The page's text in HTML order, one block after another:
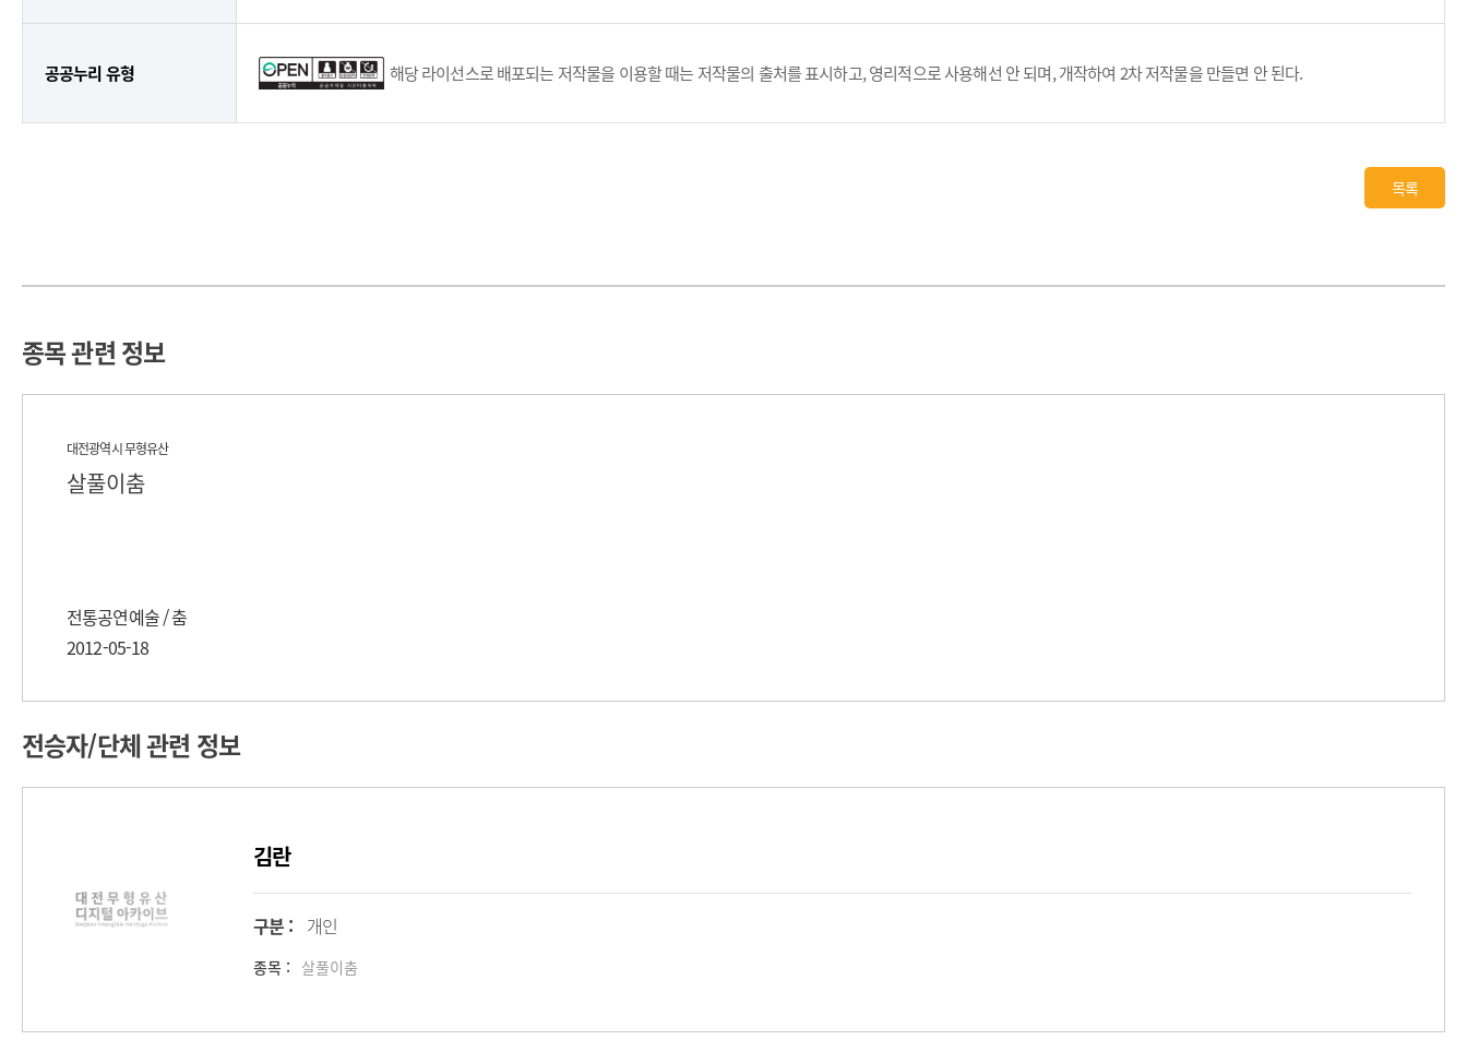
공공누리 유형 해당 라이선스로 배포되는 저작물을 이용할 때는 저작물의 출처를 표시하고, 영리적으로 사용해선 안 되며, 개작하여 2차 저작물을 만들면 안 된다.
목록
종목 관련 정보
대전광역시 무형유산
살풀이춤
전통공연예술 / 춤
2012-05-18
전승자/단체 관련 정보
김란
구분 : 개인
종목 : 살풀이춤